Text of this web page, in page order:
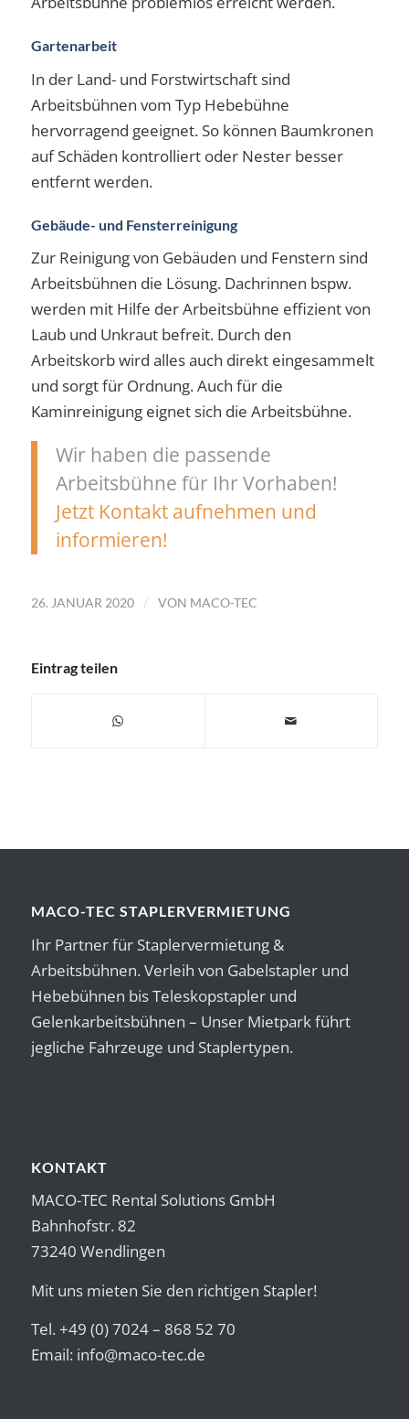
Gartenarbeit
In der Land- und Forstwirtschaft sind
Arbeitsbühnen vom Typ Hebebühne
hervorragend geeignet. So können Baumkronen
auf Schäden kontrolliert oder Nester besser
entfernt werden.
Gebäude- und Fensterreinigung
Zur Reinigung von Gebäuden und Fenstern sind
Arbeitsbühnen die Lösung. Dachrinnen bspw.
werden mit Hilfe der Arbeitsbühne effizient von
Laub und Unkraut befreit. Durch den
Arbeitskorb wird alles auch direkt eingesammelt
und sorgt für Ordnung. Auch für die
Kaminreinigung eignet sich die Arbeitsbühne.
Wir haben die passende
Arbeitsbühne für Ihr Vorhaben!
Jetzt Kontakt aufnehmen und
informieren!
26. JANUAR 2020 / VON MACO-TEC
Eintrag teilen
MACO-TEC STAPLERVERMIETUNG
Ihr Partner für Staplervermietung &
Arbeitsbühnen. Verleih von Gabelstapler und
Hebebühnen bis Teleskopstapler und
Gelenkarbeitsbühnen – Unser Mietpark führt
jegliche Fahrzeuge und Staplertypen.
KONTAKT
MACO-TEC Rental Solutions GmbH
Bahnhofstr. 82
73240 Wendlingen
Mit uns mieten Sie den richtigen Stapler!
Tel. +49 (0) 7024 – 868 52 70
Email: info@maco-tec.de